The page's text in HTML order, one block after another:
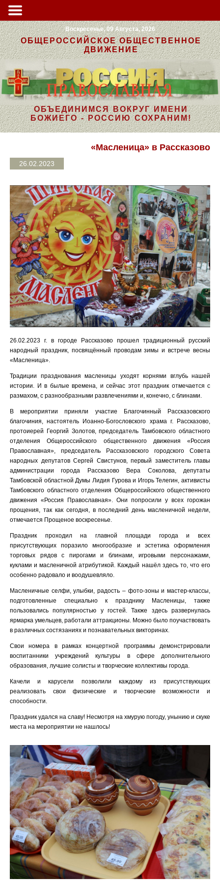
Воскресенье, 09 Августа, 2026
ОБЩЕРОССИЙСКОЕ ОБЩЕСТВЕННОЕ
ДВИЖЕНИЕ
ОБЪЕДИНИМСЯ ВОКРУГ ИМЕНИ
БОЖИЕГО - РОССИЮ СОХРАНИМ!
«Масленица» в Рассказово
26.02.2023
26.02.2023 г. в городе Рассказово прошел традиционный русский
народный праздник, посвящённый проводам зимы и встрече весны
«Масленица».
Традиции празднования масленицы уходят корнями вглубь нашей
истории. И в былые времена, и сейчас этот праздник отмечается с
размахом, с разнообразными развлечениями и, конечно, с блинами.
В мероприятии приняли участие Благочинный Рассказовского
благочиния, настоятель Иоанно-Богословского храма г. Рассказово,
протоиерей Георгий Золотов, председатель Тамбовского областного
отделения Общероссийского общественного движения «Россия
Православная», председатель Рассказовского городского Совета
народных депутатов Сергей Свистунов, первый заместитель главы
администрации города Рассказово Вера Соколова, депутаты
Тамбовской областной Думы Лидия Гурова и Игорь Телегин, активисты
Тамбовского областного отделения Общероссийского общественного
движения «Россия Православная». Они попросили у всех горожан
прощения, так как сегодня, в последний день масленичной недели,
отмечается Прощеное воскресенье.
Праздник проходил на главной площади города и всех
присутствующих поразило многообразие и эстетика оформления
торговых рядов с пирогами и блинами, игровыми персонажами,
куклами и масленичной атрибутикой. Каждый нашёл здесь то, что его
особенно радовало и воодушевляло.
Масленичные селфи, улыбки, радость – фото-зоны и мастер-классы,
подготовленные специально к празднику Масленицы, также
пользовались популярностью у гостей. Также здесь развернулась
ярмарка умельцев, работали аттракционы. Можно было поучаствовать
в различных состязаниях и познавательных викторинах.
Свои номера в рамках концертной программы демонстрировали
воспитанники учреждений культуры в сфере дополнительного
образования, лучшие солисты и творческие коллективы города.
Качели и карусели позволили каждому из присутствующих
реализовать свои физические и творческие возможности и
способности.
Праздник удался на славу! Несмотря на хмурую погоду, унынию и скуке
места на мероприятии не нашлось!